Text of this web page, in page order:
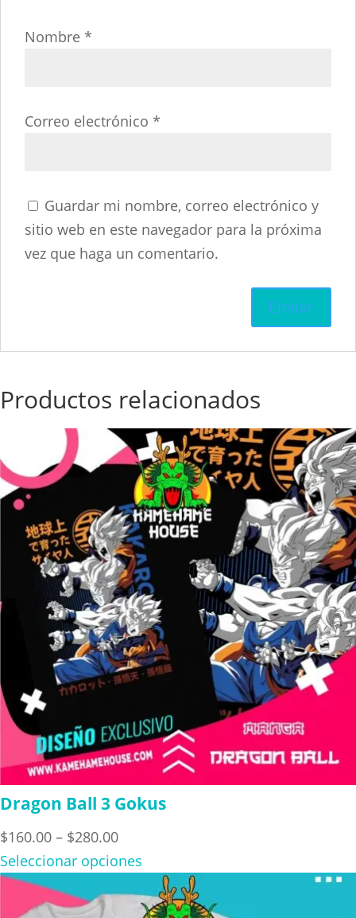
Nombre *
Correo electrónico *
Guardar mi nombre, correo electrónico y
sitio web en este navegador para la próxima
vez que haga un comentario.
Productos relacionados
Dragon Ball 3 Gokus
$160.00 – $280.00Price
range:
$160.00
through
Seleccionar opciones